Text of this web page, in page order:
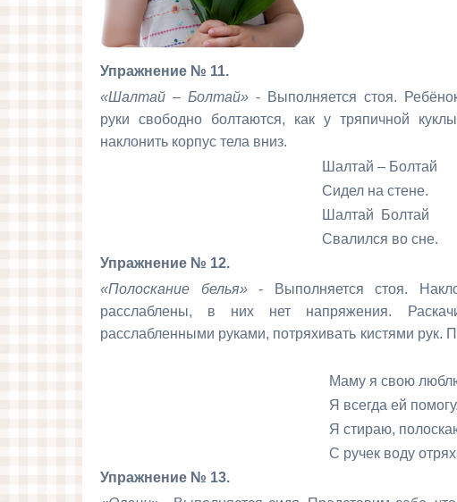
Упражнение № 11.
«Шалтай – Болтай» - Выполняется стоя.
руки свободно болтаются, как у тряпичной
наклонить корпус тела вниз.
Шалтай – Болтай
Сидел на стене.
Шалтай Болтай
Свалился во сне.
Упражнение № 12.
«Полоскание белья»- Выполняется стоя.
расслаблены, в них нет напряжения.
расслабленными руками, потряхивать кистями
Маму я свою
Я всегда ей помогу.
Я стираю,
С ручек воду
Упражнение № 13.